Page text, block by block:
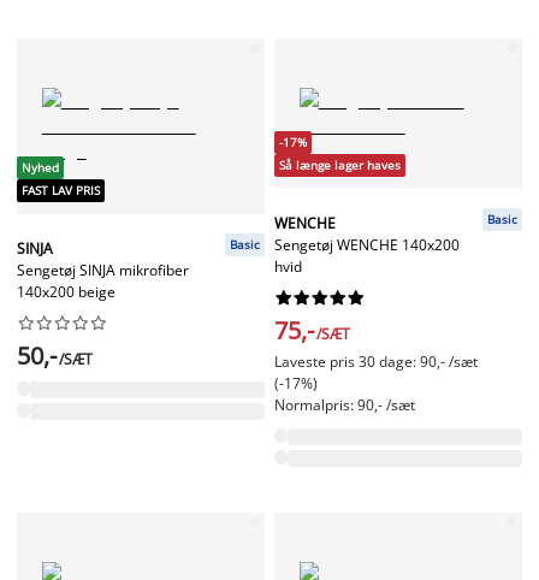
Nyhed
FAST LAV PRIS
SINJA
Sengetøj SINJA mikrofiber
140x200 beige
Basic






50,-/SÆT
-17%
Så længe lager haves
WENCHE
Sengetøj WENCHE 140x200
hvid
Basic






75,-/SÆT
Laveste pris 30 dage: 90,- /sæt
(-17%)
Normalpris: 90,- /sæt